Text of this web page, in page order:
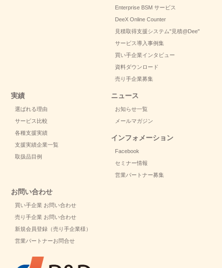
Enterprise BSM サービス
DeeX Online Counter
見積取得支援システム"見積@Dee"
サービス導入事例集
買い手企業インタビュー
資料ダウンロード
売り手企業募集
実績
選ばれる理由
サービス比較
各種支援実績
支援実績企業一覧
取扱品目例
ニュース
お知らせ一覧
メールマガジン
インフォメーション
Facebook
セミナー情報
営業パートナー募集
お問い合わせ
買い手企業 お問い合わせ
売り手企業 お問い合わせ
新規会員登録（売り手企業様）
営業パートナーお問合せ